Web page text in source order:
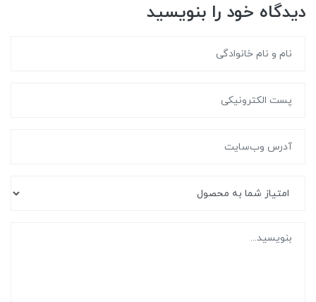
دیدگاه خود را بنویسید